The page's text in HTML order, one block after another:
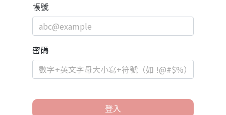
帳號
密碼
登入